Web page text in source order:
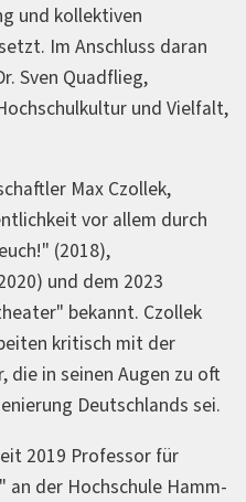
und kollektiven
Im Anschluss daran
Sven Quadflieg,
und Vielfalt,
Max Czollek,
vor allem durch
(2018),
und dem 2023
bekannt. Czollek
kritisch mit der
die in seinen Augen zu oft
Deutschlands sei.
2019 Professor für
der Hochschule Hamm-